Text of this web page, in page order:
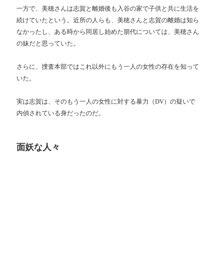
一方で、美穂さんは志賀と離婚後も入谷の家で子供と共に生活を
続けていたという。近所の人らも、美穂さんと志賀の離婚は知ら
なかったし、ある時から同居し始めた朋代については、美穂さん
の妹だと思っていた。
さらに、捜査本部ではこれ以外にもう一人の女性の存在を知って
いた。
実は志賀は、そのもう一人の女性に対する暴力（DV）の疑いで
内偵されている身だったのだ。
面妖な人々